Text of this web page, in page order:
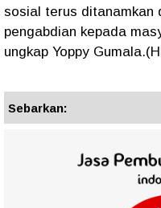
sosial terus ditanamkan
pengabdian kepada
ungkap Yoppy
Sebarkan: